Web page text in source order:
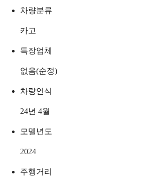
차량분류
카고
특장업체
없음(순정)
차량연식
24년 4월
모델년도
2024
주행거리